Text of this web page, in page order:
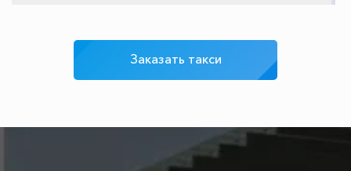
2015 ₽ 4030 ₽ 6045 ₽
2920 ₽
Заказать такси